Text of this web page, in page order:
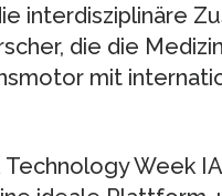
interdisziplinäre
die die
mit
Week